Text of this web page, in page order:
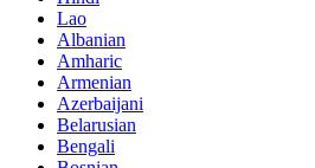
Lao
Albanian
Amharic
Armenian
Azerbaijani
Belarusian
Bengali